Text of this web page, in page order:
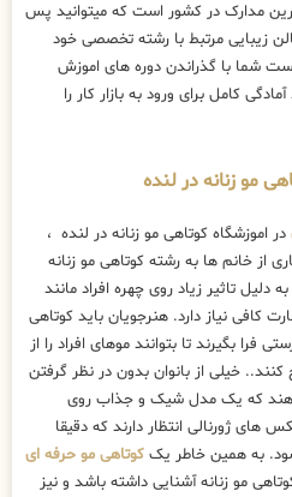
مدارک در کشور است که میتوانید پس
زیبایی مرتبط با رشته تخصصی خود
شما با گذراندن دوره های اموزش
کامل برای ورود به بازار کار را
مو زنانه در لنده
در اموزشگاه کوتاهی مو زنانه در لنده ،
از خانم ها به رشته کوتاهی مو زنانه
دلیل تاثیر زیاد روی چهره افراد مانند
کافی نیاز دارد. هنرجویان باید کوتاهی
فرا بگیرند تا بتوانند موهای افراد را از
خیلی از بانوان بدون در نظر گرفتن
که یک مدل شیک و جذاب روی
های ژورنالی انتظار دارند که دقیقا
به همین خاطر یک کوتاهی مو حرفه ای
مو زنانه آشنایی داشته باشد و نیز